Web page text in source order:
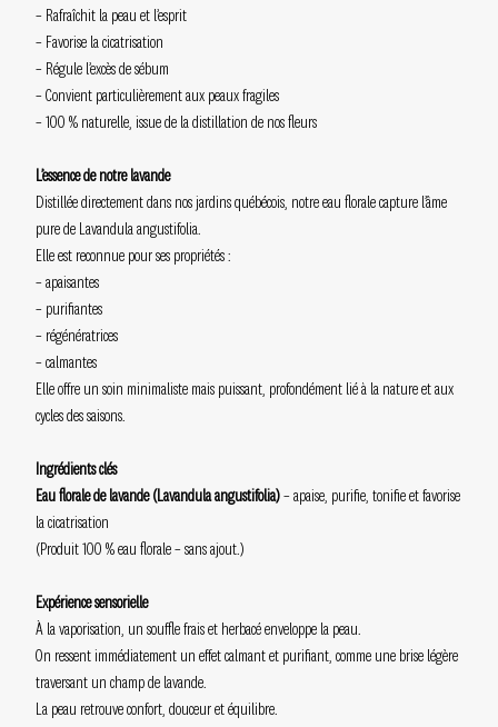
– Rafraîchit la peau et l’esprit
– Favorise la cicatrisation
– Régule l’excès de sébum
– Convient particulièrement aux peaux fragiles
– 100 % naturelle, issue de la distillation de nos fleurs
L’essence de notre lavande
Distillée directement dans nos jardins québécois, notre eau florale capture l’âme
pure de Lavandula angustifolia.
Elle est reconnue pour ses propriétés :
– apaisantes
– purifiantes
– régénératrices
– calmantes
Elle offre un soin minimaliste mais puissant, profondément lié à la nature et aux
cycles des saisons.
Ingrédients clés
Eau florale de lavande (Lavandula angustifolia)– apaise, purifie, tonifie et favorise
la cicatrisation
(Produit 100 % eau florale – sans ajout.)
Expérience sensorielle
À la vaporisation, un souffle frais et herbacé enveloppe la peau.
On ressent immédiatement un effet calmant et purifiant, comme une brise légère
traversant un champ de lavande.
La peau retrouve confort, douceur et équilibre.